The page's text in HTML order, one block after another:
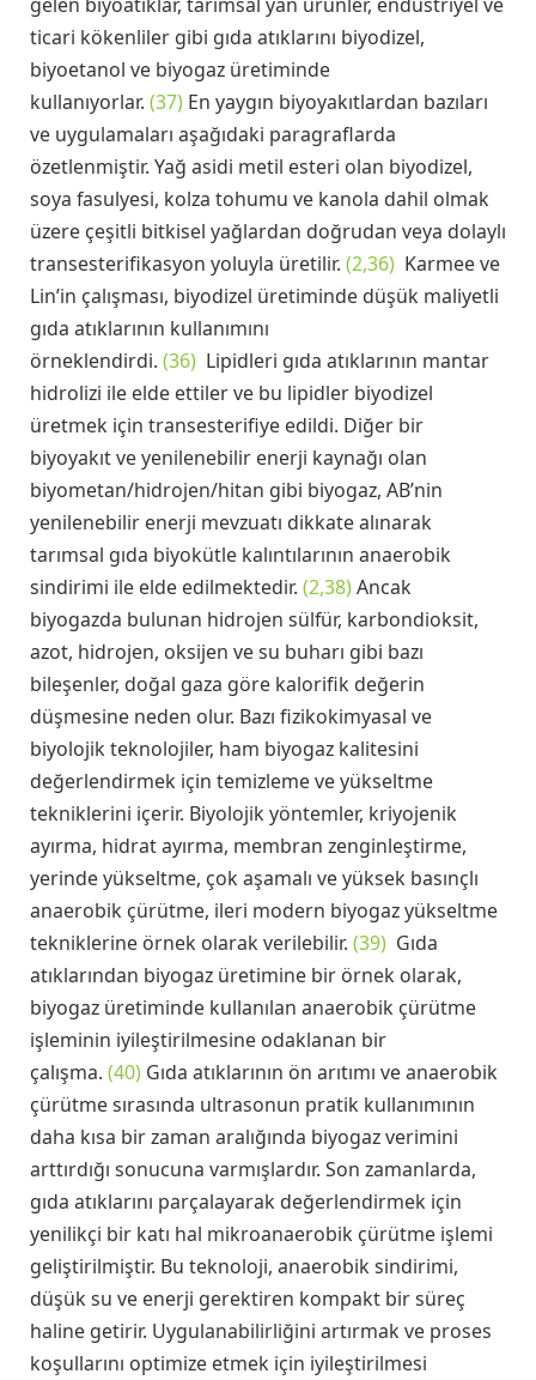
ticari kökenliler gibi gıda atıklarını biyodizel,
biyoetanol ve biyogaz üretiminde
kullanıyorlar. (37) En yaygın biyoyakıtlardan bazıları
ve uygulamaları aşağıdaki paragraflarda
özetlenmiştir. Yağ asidi metil esteri olan biyodizel,
soya fasulyesi, kolza tohumu ve kanola dahil olmak
üzere çeşitli bitkisel yağlardan doğrudan veya dolaylı
transesterifikasyon yoluyla üretilir. (2,36) Karmee ve
Lin’in çalışması, biyodizel üretiminde düşük maliyetli
gıda atıklarının kullanımını
örneklendirdi. (36) Lipidleri gıda atıklarının mantar
hidrolizi ile elde ettiler ve bu lipidler biyodizel
üretmek için transesterifiye edildi. Diğer bir
biyoyakıt ve yenilenebilir enerji kaynağı olan
biyometan/hidrojen/hitan gibi biyogaz, AB’nin
yenilenebilir enerji mevzuatı dikkate alınarak
tarımsal gıda biyokütle kalıntılarının anaerobik
sindirimi ile elde edilmektedir. (2,38) Ancak
biyogazda bulunan hidrojen sülfür, karbondioksit,
azot, hidrojen, oksijen ve su buharı gibi bazı
bileşenler, doğal gaza göre kalorifik değerin
düşmesine neden olur. Bazı fizikokimyasal ve
biyolojik teknolojiler, ham biyogaz kalitesini
değerlendirmek için temizleme ve yükseltme
tekniklerini içerir. Biyolojik yöntemler, kriyojenik
ayırma, hidrat ayırma, membran zenginleştirme,
yerinde yükseltme, çok aşamalı ve yüksek basınçlı
anaerobik çürütme, ileri modern biyogaz yükseltme
tekniklerine örnek olarak verilebilir. (39) Gıda
atıklarından biyogaz üretimine bir örnek olarak,
biyogaz üretiminde kullanılan anaerobik çürütme
işleminin iyileştirilmesine odaklanan bir
çalışma. (40) Gıda atıklarının ön arıtımı ve anaerobik
çürütme sırasında ultrasonun pratik kullanımının
daha kısa bir zaman aralığında biyogaz verimini
arttırdığı sonucuna varmışlardır. Son zamanlarda,
gıda atıklarını parçalayarak değerlendirmek için
yenilikçi bir katı hal mikroanaerobik çürütme işlemi
geliştirilmiştir. Bu teknoloji, anaerobik sindirimi,
düşük su ve enerji gerektiren kompakt bir süreç
haline getirir. Uygulanabilirliğini artırmak ve proses
koşullarını optimize etmek için iyileştirilmesi